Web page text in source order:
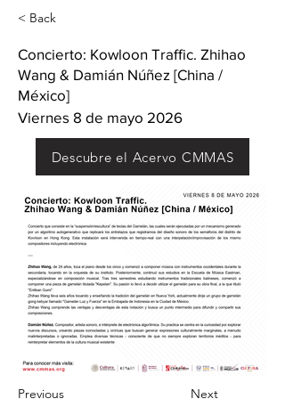
< Back
Concierto: Kowloon Traffic. Zhihao
Wang & Damián Núñez [China /
México]
Viernes 8 de mayo 2026
Descubre el Acervo CMMAS
Previous Next